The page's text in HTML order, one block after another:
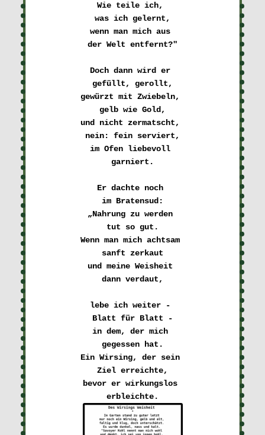
Wie teile ich,
was ich gelernt,
wenn man mich aus
der Welt entfernt?"
Doch dann wird er
gefüllt, gerollt,
gewürzt mit Zwiebeln,
gelb wie Gold,
und nicht zermatscht,
nein: fein serviert,
im Ofen liebevoll
garniert.
Er dachte noch
im Bratensud:
„Nahrung zu werden
tut so gut.
Wenn man mich achtsam
sanft zerkaut
und meine Weisheit
dann verdaut,
lebe ich weiter -
Blatt für Blatt -
in dem, der mich
gegessen hat.
Ein Wirsing, der sein
Ziel erreichte,
bevor er wirkungslos